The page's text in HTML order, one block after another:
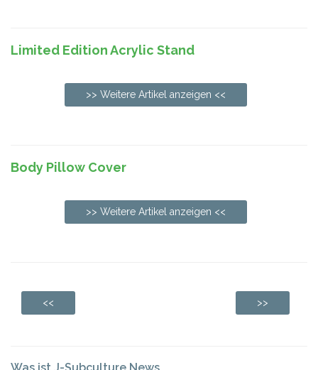
Limited Edition Acrylic Stand
>> Weitere Artikel anzeigen <<
Body Pillow Cover
>> Weitere Artikel anzeigen <<
<< >>